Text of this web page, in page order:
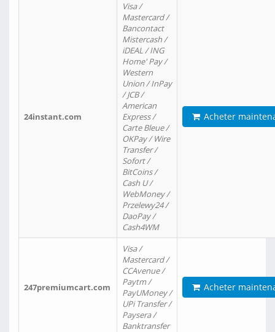
24instant.com
Visa /
Mastercard /
Bancontact
Mistercash /
iDEAL / ING
Home' Pay /
Western
Union / InPay
/ JCB /
American
Express /
Carte Bleue /
OKPay / Wire
Transfer /
Sofort /
BitCoins /
Cash U /
WebMoney /
Przelewy24 /
DaoPay /
Cash4WM
Acheter
247premiumcart.com
Visa /
Mastercard /
CCAvenue /
Paytm /
PayUMoney /
UPi Transfer /
Paysera /
Banktransfer
Acheter